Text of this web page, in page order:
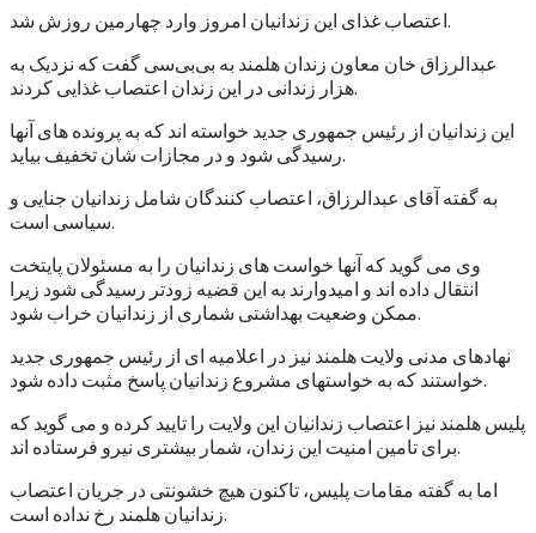
اعتصاب غذای این زندانیان امروز وارد چهارمین روزش شد.
عبدالرزاق خان معاون زندان هلمند به بی‌بی‌سی گفت که نزدیک به
هزار زندانی در این زندان اعتصاب غذایی کردند.
این زندانیان از رئیس جمهوری جدید خواسته اند که به پرونده های آنها
رسیدگی شود و در مجازات شان تخفیف بیاید.
به گفته آقای عبدالرزاق، اعتصاب کنندگان شامل زندانیان جنایی و
سیاسی است.
وی می گوید که آنها خواست های زندانیان را به مسئولان پایتخت
انتقال داده اند و امیدوارند به این قضیه زودتر رسیدگی شود زیرا
ممکن وضعیت بهداشتی شماری از زندانیان خراب شود.
نهادهای مدنی ولایت هلمند نیز در اعلامیه ای از رئیس جمهوری جدید
خواستند که به خواستهای مشروع زندانیان پاسخ مثبت داده شود.
پلیس هلمند نیز اعتصاب زندانیان این ولایت را تایید کرده و می گوید که
برای تامین امنیت این زندان، شمار بیشتری نیرو فرستاده اند.
اما به گفته مقامات پلیس، تاکنون هیچ خشونتی در جریان اعتصاب
زندانیان هلمند رخ نداده است.